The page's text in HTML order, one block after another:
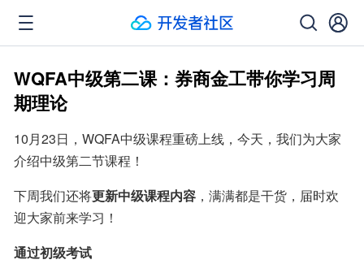
WQFA中级第二课：券商金工带你学习周
期理论
10月23日，WQFA中级课程重磅上线，今天，我们为大家
介绍中级第二节课程！
下周我们还将更新中级课程内容 ，满满都是干货，届时欢
迎大家前来学习！
通过初级考试